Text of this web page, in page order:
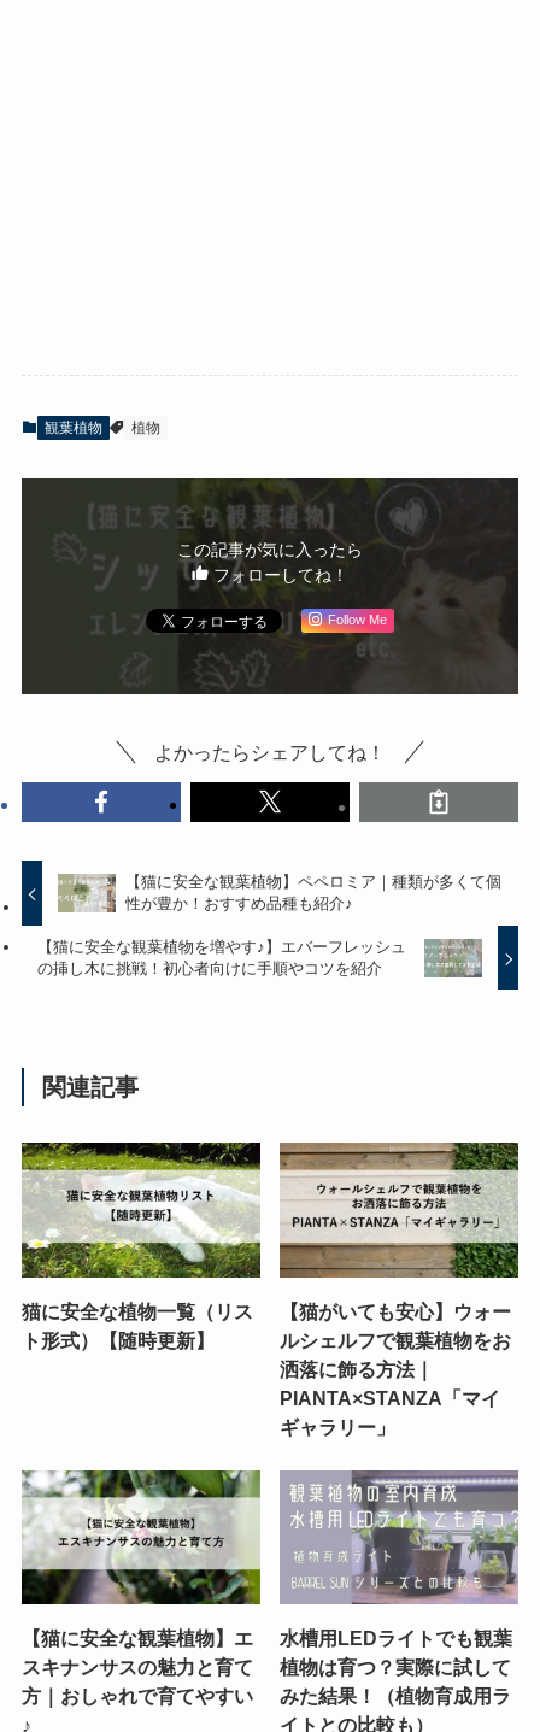
観葉植物 植物
この記事が気に入ったら
フォローしてね！
Follow Me
よかったらシェアしてね！
【猫に安全な観葉植物】ペペロミア｜種類が多くて個
性が豊か！おすすめ品種も紹介♪
【猫に安全な観葉植物を増やす♪】エバーフレッシュ
の挿し木に挑戦！初心者向けに手順やコツを紹介
関連記事
猫に安全な植物一覧（リス
ト形式）【随時更新】
【猫がいても安心】ウォー
ルシェルフで観葉植物をお
洒落に飾る方法｜
PIANTA×STANZA「マイ
ギャラリー」
【猫に安全な観葉植物】エ
スキナンサスの魅力と育て
方｜おしゃれで育てやすい
♪
水槽用LEDライトでも観葉
植物は育つ？実際に試して
みた結果！（植物育成用ラ
イトとの比較も）